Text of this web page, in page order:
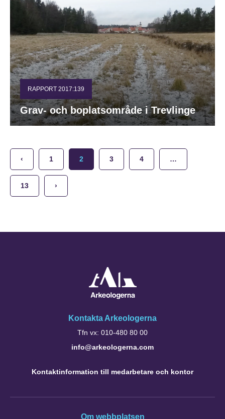
RAPPORT 2017:139
Grav- och boplatsområde i Trevlinge
‹ 1 2 3 4 …
13 ›
Kontakta Arkeologerna
Tfn vx: 010-480 80 00
info@arkeologerna.com
Kontaktinformation till medarbetare och kontor
Om webbplatsen